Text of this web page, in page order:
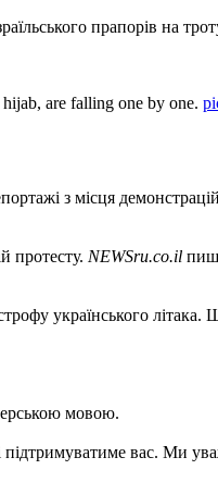
прапорів на
are falling one by one.
з місця
протесту. NEWSru.co.il
українського
мовою.
підтримуватиме вас. Ми